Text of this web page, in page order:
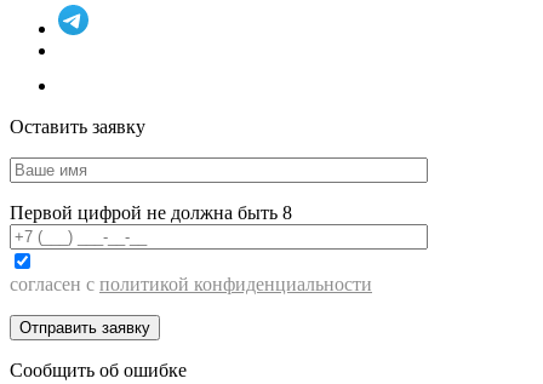
Оставить заявку
Первой цифрой не должна быть 8
согласен с политикой конфиденциальности
Сообщить об ошибке